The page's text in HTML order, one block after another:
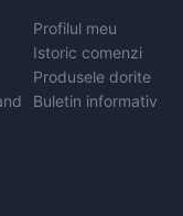
Profilul meu
Istoric comenzi
Produsele dorite
Buletin informativ